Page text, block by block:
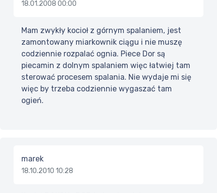
18.01.2008 00:00
Mam zwykły kocioł z górnym spalaniem, jest
zamontowany miarkownik ciągu i nie muszę
codziennie rozpalać ognia. Piece Dor są
piecamin z dolnym spalaniem więc łatwiej tam
sterować procesem spalania. Nie wydaje mi się
więc by trzeba codziennie wygaszać tam
ogień.
marek
18.10.2010 10:28